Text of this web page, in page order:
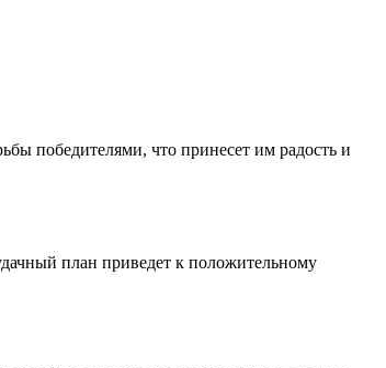
победителями, что принесет им радость и
план приведет к положительному